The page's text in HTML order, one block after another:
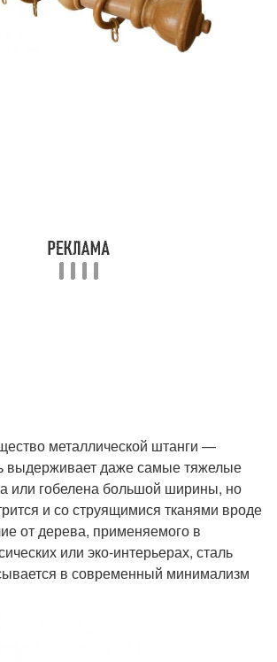
металлической штанги —
выдерживает даже самые тяжелые
или гобелена большой ширины, но
и со струящимися тканями вроде
от дерева, применяемого в
или эко-интерьерах, сталь
в современный минимализм